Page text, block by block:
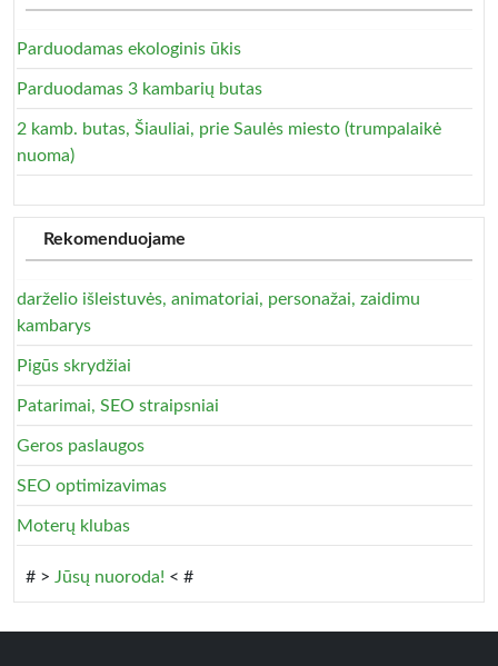
Parduodamas ekologinis ūkis
Parduodamas 3 kambarių butas
2 kamb. butas, Šiauliai, prie Saulės miesto (trumpalaikė
nuoma)
Rekomenduojame
darželio išleistuvės, animatoriai, personažai, zaidimu
kambarys
Pigūs skrydžiai
Patarimai, SEO straipsniai
Geros paslaugos
SEO optimizavimas
Moterų klubas
# > Jūsų nuoroda! < #